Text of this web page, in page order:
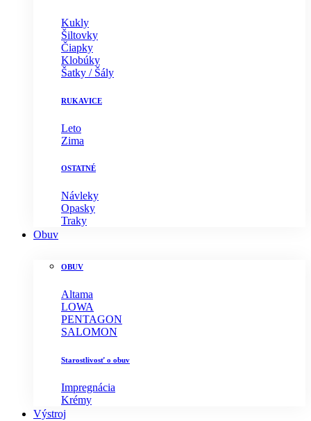
Kukly
Šiltovky
Čiapky
Klobúky
Šatky / Šály
RUKAVICE
Leto
Zima
OSTATNÉ
Návleky
Opasky
Traky
Obuv
OBUV
Altama
LOWA
PENTAGON
SALOMON
Starostlivosť o obuv
Impregnácia
Krémy
Výstroj